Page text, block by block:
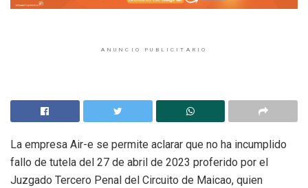
ANUNCIO PUBLICITARIO
La empresa Air-e se permite aclarar que no ha incumplido
fallo de tutela del 27 de abril de 2023 proferido por el
Juzgado Tercero Penal del Circuito de Maicao, quien